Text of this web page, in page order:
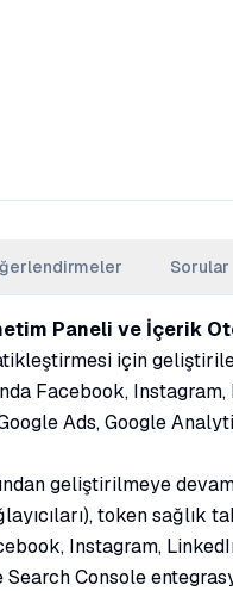
Sorular
Paneli ve İçerik
için
Facebook,
Ads, Google
geliştirilmeye
token
Instagram,
Search Console